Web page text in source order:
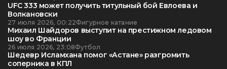
UFC 333 может получить титульный бой Евлоева и
Волкановски
27 июля 2026, 00:22Фигурное катание
Михаил Шайдоров выступит на престижном ледовом
шоу во Франции
26 июля 2026, 23:08Футбол
Шедевр Исламхана помог «Астане» разгромить
соперника в КПЛ